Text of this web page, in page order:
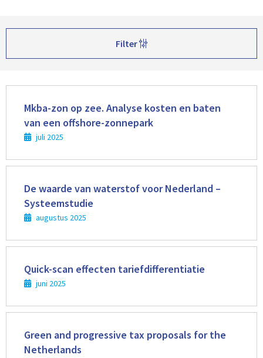
Filter
Mkba-zon op zee. Analyse kosten en baten
van een offshore-zonnepark
juli 2025
meer
De waarde van waterstof voor Nederland –
Systeemstudie
augustus 2025
meer
Quick-scan effecten tariefdifferentiatie
juni 2025
meer
Green and progressive tax proposals for the
Netherlands
meer